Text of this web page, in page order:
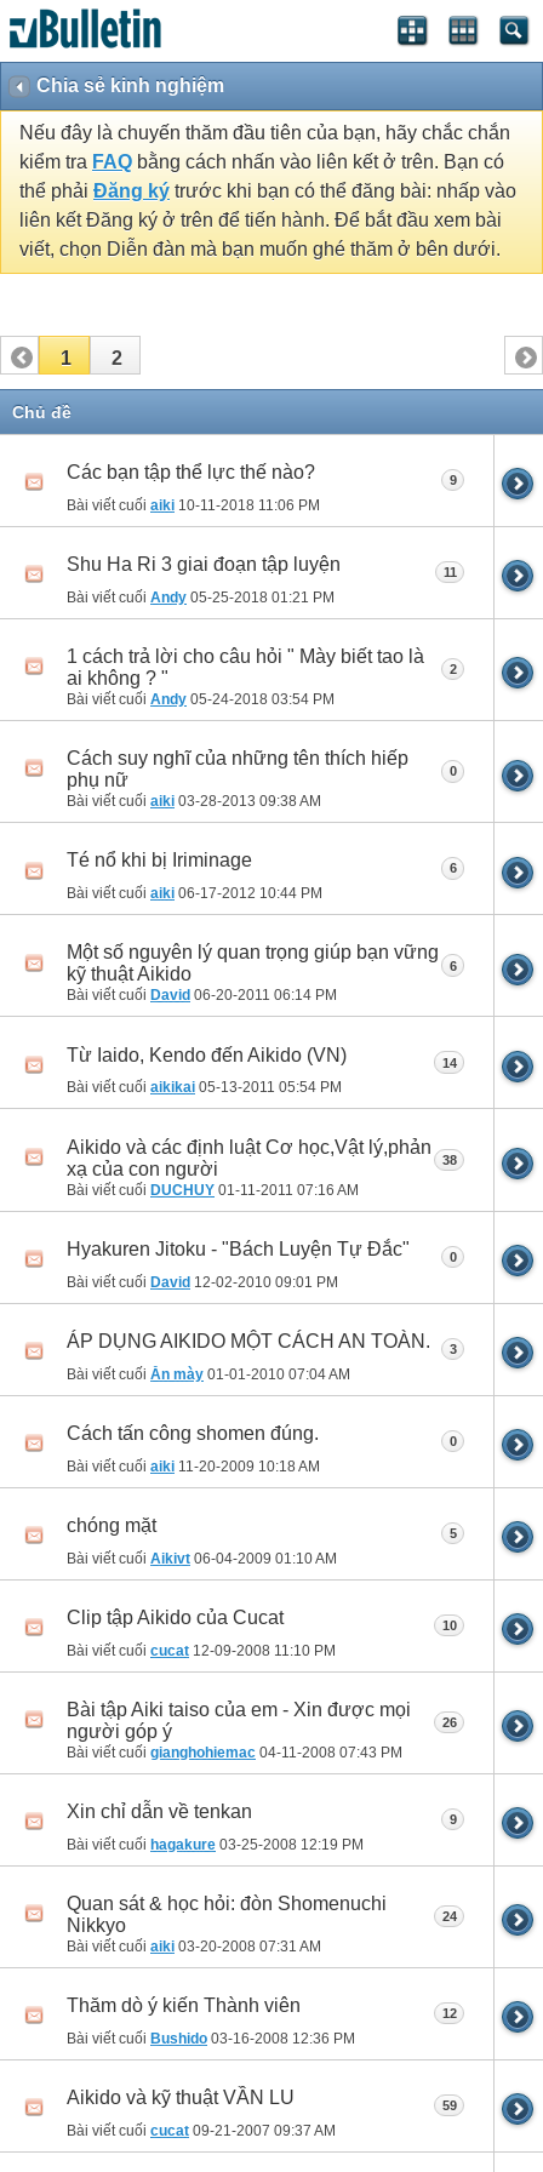
Chia sẻ kinh nghiệm
Nếu đây là chuyến thăm đầu tiên của bạn, hãy chắc chắn
kiểm tra FAQ bằng cách nhấn vào liên kết ở trên. Bạn có
thể phải Đăng ký trước khi bạn có thể đăng bài: nhấp vào
liên kết Đăng ký ở trên để tiến hành. Để bắt đầu xem bài
viết, chọn Diễn đàn mà bạn muốn ghé thăm ở bên dưới.
1 2
Chủ đề
Các bạn tập thể lực thế nào?
Bài viết cuối aiki 10-11-2018 11:06 PM
9
Shu Ha Ri 3 giai đoạn tập luyện
Bài viết cuối Andy 05-25-2018 01:21 PM
11
1 cách trả lời cho câu hỏi " Mày biết tao là
ai không ? "
Bài viết cuối Andy 05-24-2018 03:54 PM
2
Cách suy nghĩ của những tên thích hiếp
phụ nữ
Bài viết cuối aiki 03-28-2013 09:38 AM
0
Té nổ khi bị Iriminage
Bài viết cuối aiki 06-17-2012 10:44 PM
6
Một số nguyên lý quan trọng giúp bạn vững
kỹ thuật Aikido
Bài viết cuối David 06-20-2011 06:14 PM
6
Từ Iaido, Kendo đến Aikido (VN)
Bài viết cuối aikikai 05-13-2011 05:54 PM
14
Aikido và các định luật Cơ học,Vật lý,phản
xạ của con người
Bài viết cuối DUCHUY 01-11-2011 07:16 AM
38
Hyakuren Jitoku - "Bách Luyện Tự Đắc"
Bài viết cuối David 12-02-2010 09:01 PM
0
ÁP DỤNG AIKIDO MỘT CÁCH AN TOÀN.
Bài viết cuối Ăn mày 01-01-2010 07:04 AM
3
Cách tấn công shomen đúng.
Bài viết cuối aiki 11-20-2009 10:18 AM
0
chóng mặt
Bài viết cuối Aikivt 06-04-2009 01:10 AM
5
Clip tập Aikido của Cucat
Bài viết cuối cucat 12-09-2008 11:10 PM
10
Bài tập Aiki taiso của em - Xin được mọi
người góp ý
Bài viết cuối gianghohiemac 04-11-2008 07:43 PM
26
Xin chỉ dẫn về tenkan
Bài viết cuối hagakure 03-25-2008 12:19 PM
9
Quan sát & học hỏi: đòn Shomenuchi
Nikkyo
Bài viết cuối aiki 03-20-2008 07:31 AM
24
Thăm dò ý kiến Thành viên
Bài viết cuối Bushido 03-16-2008 12:36 PM
12
Aikido và kỹ thuật VẦN LU
Bài viết cuối cucat 09-21-2007 09:37 AM
59